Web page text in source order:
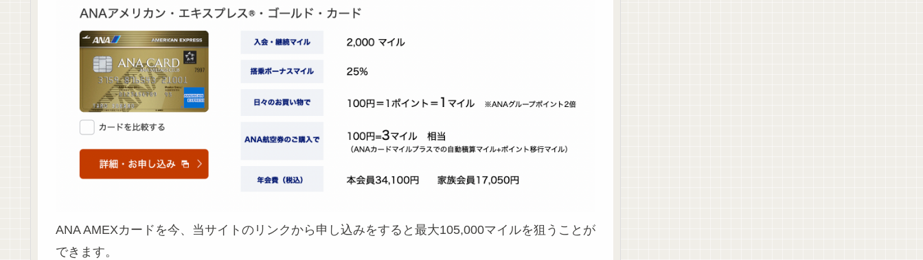
ANA AMEXカードを今、当サイトのリンクから申し込みをすると最大105,000マイルを狙うことが
できます。